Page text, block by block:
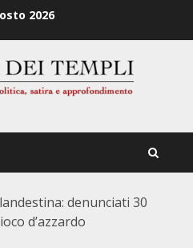
2026
denunciati 30
d’azzardo